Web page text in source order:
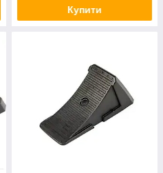
Купити